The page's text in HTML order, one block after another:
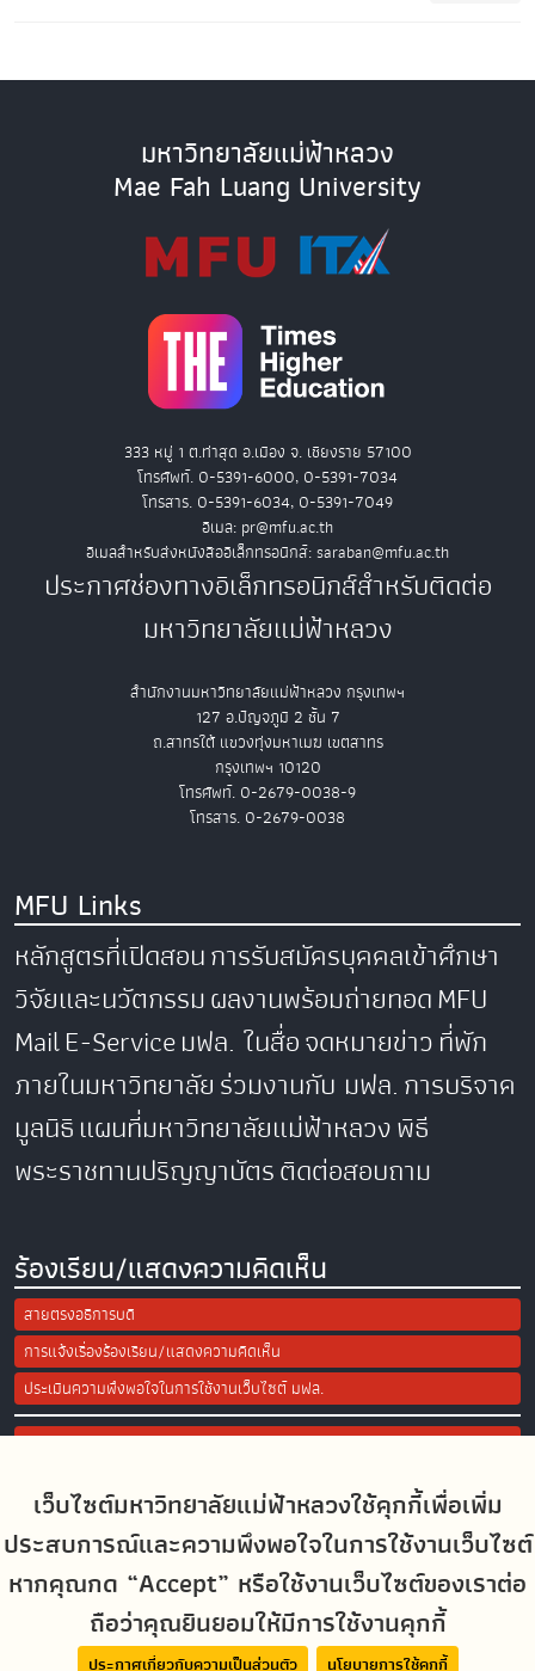
เว็บไซต์มหาวิทยาลัยแม่ฟ้าหลวงใช้คุกกี้เพื่อเพิ่ม
ประสบการณ์และความพึงพอใจในการใช้งานเว็บไซต์
หากคุณกด “Accept” หรือใช้งานเว็บไซต์ของเราต่อ
ถือว่าคุณยินยอมให้มีการใช้งานคุกกี้
ประกาศเกี่ยวกับความเป็นส่วนตัว นโยบายการใช้คุกกี้
มหาวิทยาลัยแม่ฟ้าหลวง
Mae Fah Luang University
333 หมู่ 1 ต.ท่าสุด อ.เมือง จ. เชียงราย 57100
โทรศัพท์. 0-5391-6000, 0-5391-7034
โทรสาร. 0-5391-6034, 0-5391-7049
อีเมล: pr@mfu.ac.th
อีเมลสำหรับส่งหนังสืออิเล็กทรอนิกส์: saraban@mfu.ac.th
ประกาศช่องทางอิเล็กทรอนิกส์สำหรับติดต่อ
มหาวิทยาลัยแม่ฟ้าหลวง
สำนักงานมหาวิทยาลัยแม่ฟ้าหลวง กรุงเทพฯ
127 อ.ปัญจภูมิ 2 ชั้น 7
ถ.สาทรใต้ แขวงทุ่งมหาเมฆ เขตสาทร
กรุงเทพฯ 10120
โทรศัพท์. 0-2679-0038-9
โทรสาร. 0-2679-0038
MFU Links
หลักสูตรที่เปิดสอนการรับสมัครบุคคลเข้าศึกษา
วิจัยและนวัตกรรมผลงานพร้อมถ่ายทอดMFU
MailE-Serviceมฟล. ในสื่อจดหมายข่าวที่พัก
ภายในมหาวิทยาลัยร่วมงานกับ มฟล.การบริจาค
มูลนิธิแผนที่มหาวิทยาลัยแม่ฟ้าหลวงพิธี
พระราชทานปริญญาบัตรติดต่อสอบถาม
ร้องเรียน/แสดงความคิดเห็น
สายตรงอธิการบดี
การแจ้งเรื่องร้องเรียน/แสดงความคิดเห็น
ประเมินความพึงพอใจในการใช้งานเว็บไซต์ มฟล.
Site Map
Social Media
MFUconnect